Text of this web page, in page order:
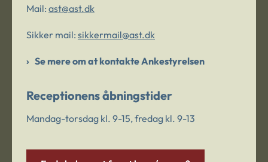
Mail: ast@ast.dk
Sikker mail: sikkermail@ast.dk
Se mere om at kontakte Ankestyrelsen
Receptionens åbningstider
Mandag-torsdag kl. 9-15, fredag kl. 9-13